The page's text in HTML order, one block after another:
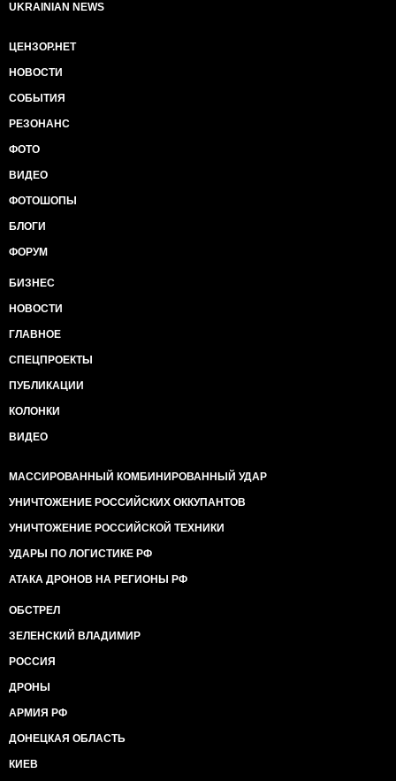
UKRAINIAN NEWS
ЦЕНЗОР.НЕТ
НОВОСТИ
СОБЫТИЯ
РЕЗОНАНС
ФОТО
ВИДЕО
ФОТОШОПЫ
БЛОГИ
ФОРУМ
БИЗНЕС
НОВОСТИ
ГЛАВНОЕ
СПЕЦПРОЕКТЫ
ПУБЛИКАЦИИ
КОЛОНКИ
ВИДЕО
МАССИРОВАННЫЙ КОМБИНИРОВАННЫЙ УДАР
УНИЧТОЖЕНИЕ РОССИЙСКИХ ОККУПАНТОВ
УНИЧТОЖЕНИЕ РОССИЙСКОЙ ТЕХНИКИ
УДАРЫ ПО ЛОГИСТИКЕ РФ
АТАКА ДРОНОВ НА РЕГИОНЫ РФ
ОБСТРЕЛ
ЗЕЛЕНСКИЙ ВЛАДИМИР
РОССИЯ
ДРОНЫ
АРМИЯ РФ
ДОНЕЦКАЯ ОБЛАСТЬ
КИЕВ